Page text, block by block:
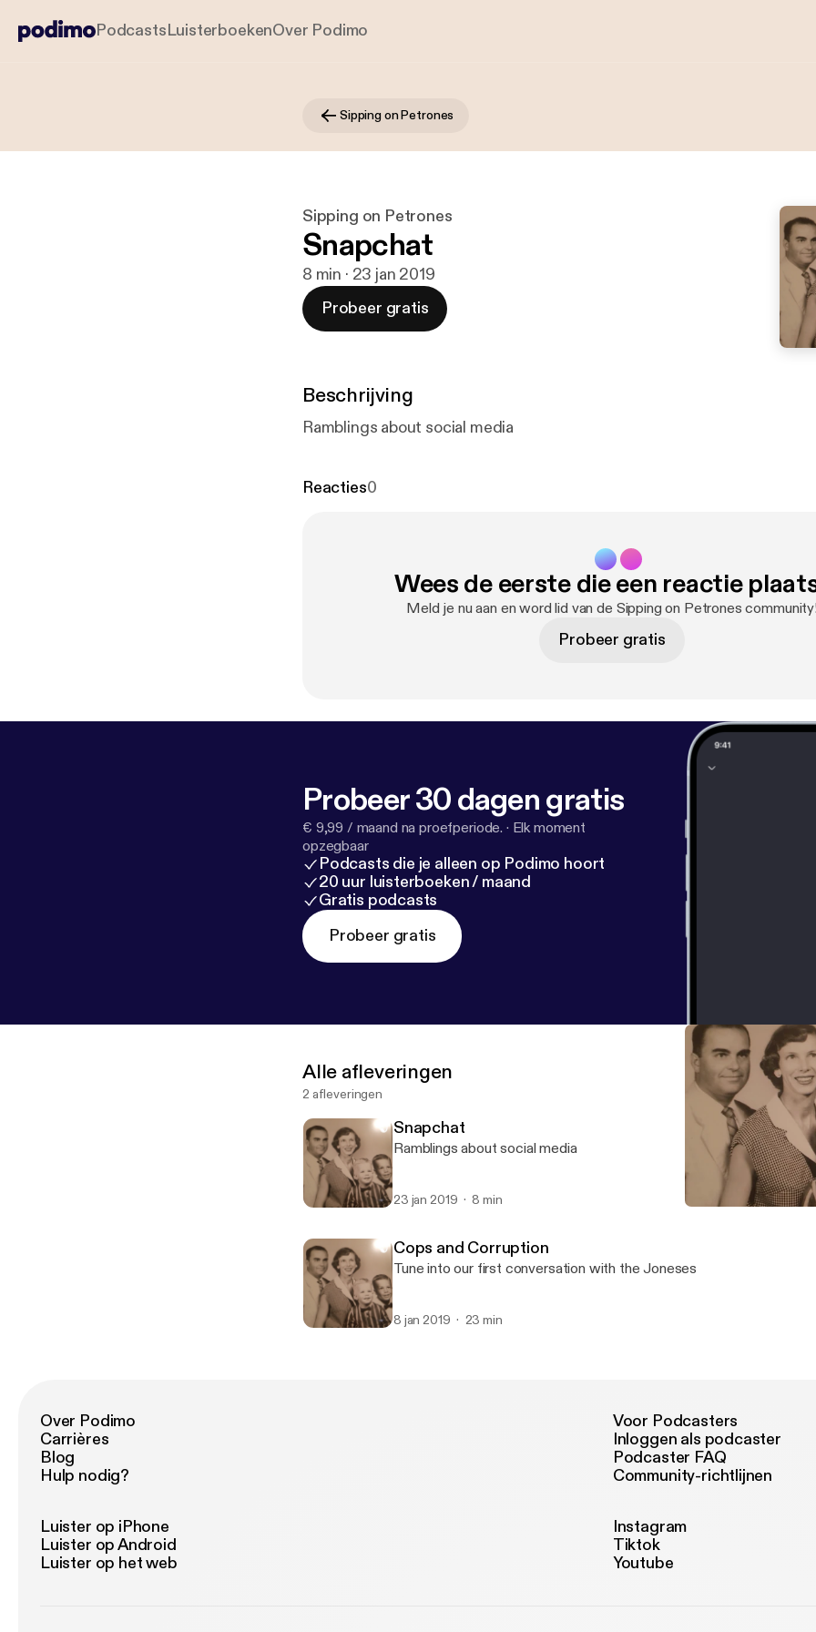
PodcastsLuisterboekenOver Podimo
Sipping on Petrones
Sipping on Petrones
Snapchat
8 min · 23 jan 2019
Probeer gratis
Beschrijving
Ramblings about social media
Reacties0
Wees de eerste die een reactie
Meld je nu aan en word lid van de Sipping on Petrones
Probeer gratis
Probeer 30 dagen gratis
€ 9,99 / maand na proefperiode. · Elk moment
opzegbaar
Podcasts die je alleen op Podimo hoort
20 uur luisterboeken / maand
Gratis podcasts
Probeer gratis
Alle afleveringen
2 afleveringen
Snapchat
Ramblings about social media
23 jan 2019 8 min
Cops and Corruption
Tune into our first conversation with the Joneses
8 jan 2019 23 min
Over Podimo
Carrières
Blog
Hulp nodig?
Voor Podcasters
Inloggen als podcaster
Podcaster FAQ
Community-richtlijnen
Luister op iPhone
Luister op Android
Luister op het web
Instagram
Tiktok
Youtube